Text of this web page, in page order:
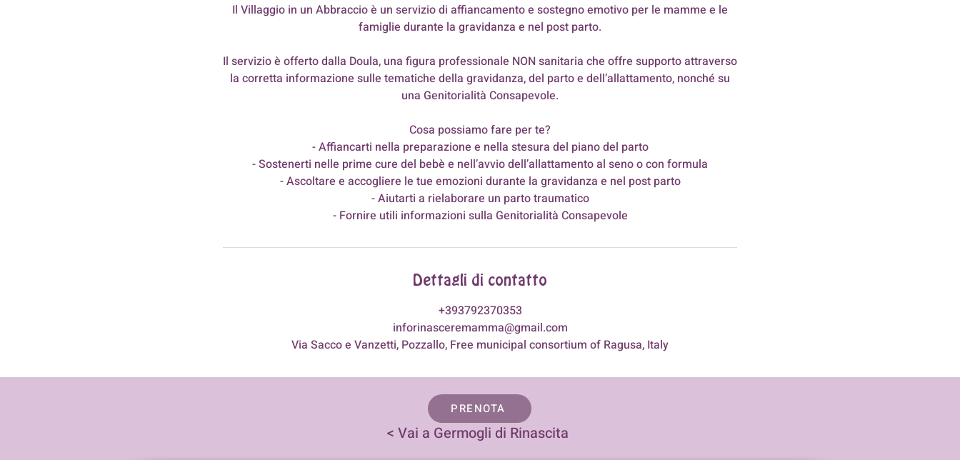
Il Villaggio in un Abbraccio è un servizio di affiancamento e sostegno emotivo per le mamme e le
famiglie durante la gravidanza e nel post parto.
Il servizio è offerto dalla Doula, una figura professionale NON sanitaria che offre supporto attraverso
la corretta informazione sulle tematiche della gravidanza, del parto e dell’allattamento, nonché su
una Genitorialità Consapevole.
Cosa possiamo fare per te?
- Affiancarti nella preparazione e nella stesura del piano del parto
- Sostenerti nelle prime cure del bebè e nell’avvio dell’allattamento al seno o con formula
- Ascoltare e accogliere le tue emozioni durante la gravidanza e nel post parto
- Aiutarti a rielaborare un parto traumatico
- Fornire utili informazioni sulla Genitorialità Consapevole
Dettagli di contatto
+393792370353
inforinasceremamma@gmail.com
Via Sacco e Vanzetti, Pozzallo, Free municipal consortium of Ragusa, Italy
PRENOTA
< Vai a Germogli di Rinascita